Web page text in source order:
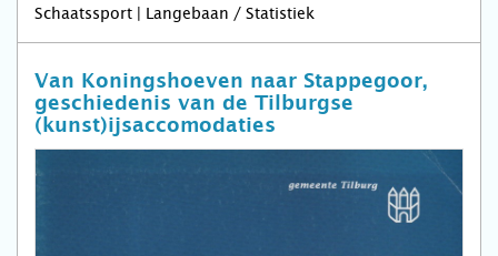
Schaatssport | Langebaan / Statistiek
Van Koningshoeven naar Stappegoor,
geschiedenis van de Tilburgse
(kunst)ijsaccomodaties